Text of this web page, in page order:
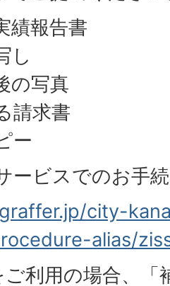
績報告書
し
の写真
請求書
ー
ビスでのお手
city-
alias/
利用の場合、「